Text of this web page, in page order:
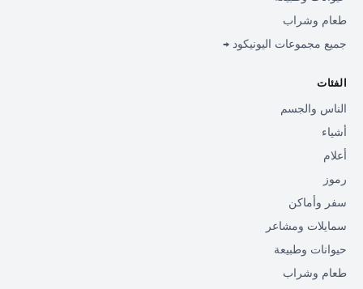
طعام وشراب
جميع مجموعات اليونيكود →
الفئات
الناس والجسم
أشياء
أعلام
رموز
سفر وأماكن
سمايلات ومشاعر
حيوانات وطبيعة
طعام وشراب